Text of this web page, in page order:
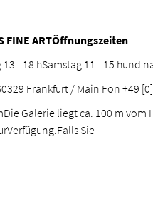
FINE ARTÖffnungszeiten
- 18 hSamstag 11 - 15 hund
Frankfurt / Main Fon +49
Die Galerie liegt ca. 100 m vom
Sie